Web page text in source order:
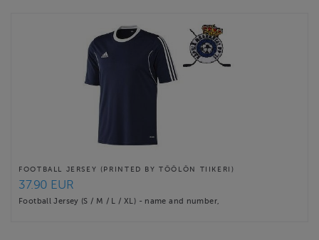
c@kapylamaanantai.com
FOOTBALL JERSEY (PRINTED BY TÖÖLÖN TIIKERI)
37.90 EUR
Football Jersey (S / M / L / XL) - name and number,